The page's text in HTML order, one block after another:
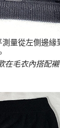
量從左側邊緣
毛衣內搭配